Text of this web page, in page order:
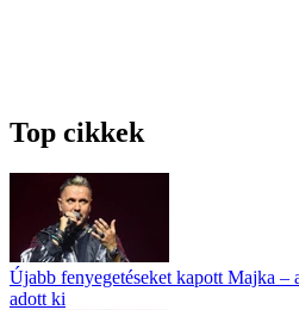
Top cikkek
Újabb fenyegetéseket kapott Majka –
adott ki